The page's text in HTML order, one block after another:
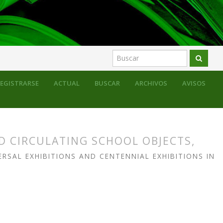
ACTUAL BUSCAR ARCHIVOS AVISOS
mercado escolar entre los siglos XIX y XX
SCHOOL OBJECTS,
EXHIBITIONS AND CENTENNIAL EXHIBITIONS IN